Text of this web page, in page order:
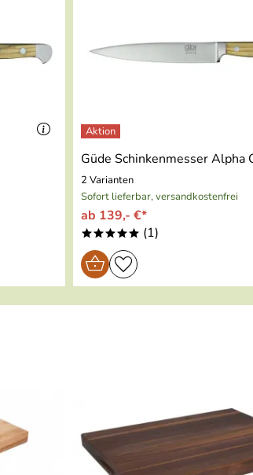
Güde Schinkenmesser Alpha
2 Varianten
Sofort lieferbar, versandkostenfrei
ab 139,- €*
***** (1)